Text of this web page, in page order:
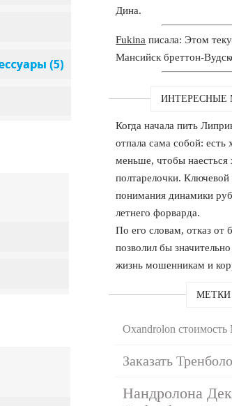
Дина.
Fukina писала: Этом
Мансийск бреттон-
ИНТЕРЕСНЫЕ
Когда начала пить
отпала сама собой: есть
меньше, чтобы наесться
полтарелочки. Ключевой
понимания динамики
летнего форварда.
По его словам, отказ от
позволил бы
жизнь мошенникам и
МЕТКИ
Oxandrolon
Заказать
Нандролона